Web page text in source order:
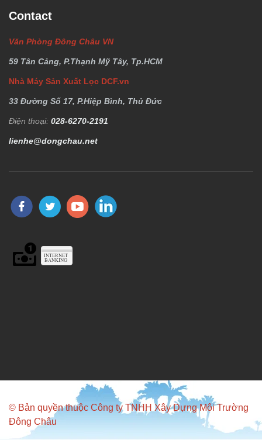
Contact
Văn Phòng Đông Châu VN
59 Tân Cảng, P.Thạnh Mỹ Tây, Tp.HCM
Nhà Máy Sản Xuất Lọc DCF.vn
33 Đường Số 17, P.Hiệp Bình, Thủ Đức
Điện thoại: 028-6270-2191
lienhe@dongchau.net
© Bản quyền thuộc Công ty TNHH Xây Dựng Môi Trường
Đông Châu